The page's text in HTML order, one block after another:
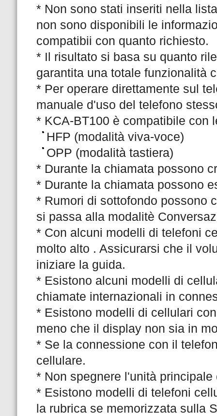
* Non sono stati inseriti nella
non sono disponibili le
compatibii con quanto richiesto.
* Il risultato si basa su quanto
garantita una totale funzionalità
* Per operare direttamente sul
manuale d'uso del telefono
* KCA-BT100 è compatibile con
HFP (modalità viva-voce)
OPP (modalità tastiera)
* Durante la chiamata possono
* Durante la chiamata possono
* Rumori di sottofondo possono
si passa alla modalitè
* Con alcuni modelli di telefoni
molto alto . Assicurarsi che il
iniziare la guida.
* Esistono alcuni modelli di
chiamate internazionali in
* Esistono modelli di cellulari
meno che il display non sia in
* Se la connessione con il
cellulare.
* Non spegnere l'unità
* Esistono modelli di telefoni
la rubrica se memorizzata sulla